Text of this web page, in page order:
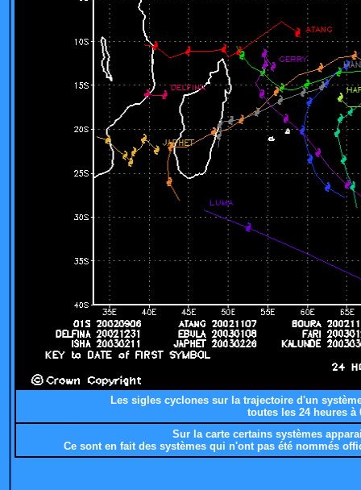
Les sigles cyclones sur la trajectoire d'un
toutes les 24 heures à
Sur la carte certains systèmes
Ce sont en fait des systèmes qui n'ont pas été nommés